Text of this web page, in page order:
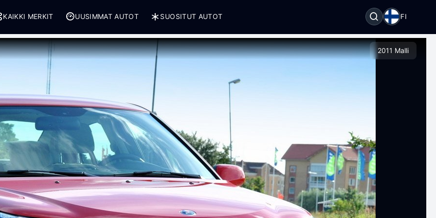
KAIKKI MERKIT UUSIMMAT AUTOT SUOSITUT AUTOT FI
2011 Malli